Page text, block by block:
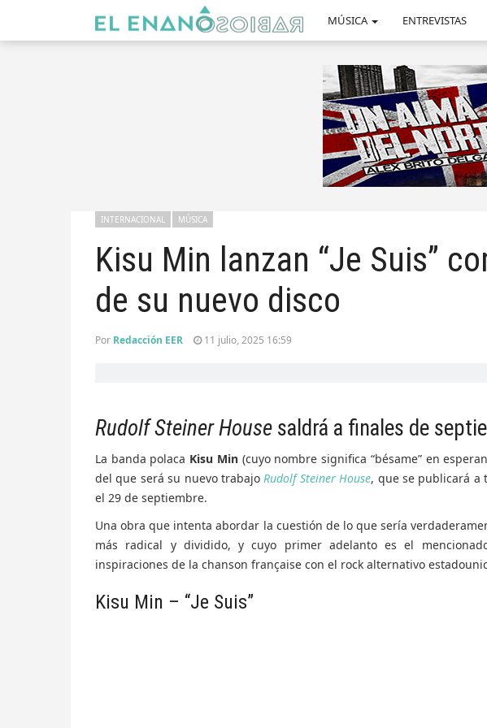
MÚSICA ENTREVISTAS
Kisu Min lanzan “Je Suis”
de su nuevo disco
INTERNACIONAL MÚSICA
Por Redacción EER 11 julio, 2025 16:59
Rudolf Steiner House saldrá a finales de
La banda polaca Kisu Min(cuyo nombre significa “bésame” en
del que será su nuevo trabajoRudolf Steiner House, que se publicará a
el 29 de septiembre.
Una obra que intenta abordar la cuestión de lo que sería
más radical y dividido, y cuyo primer adelanto es el
inspiraciones de la chanson française con el rock alternativo
Kisu Min – “Je Suis”